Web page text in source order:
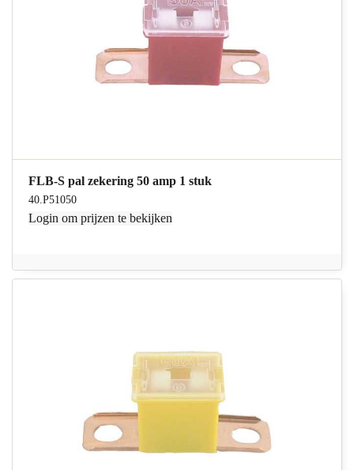
FLB-S pal zekering 50 amp 1 stuk
40.P51050
Login om prijzen te bekijken